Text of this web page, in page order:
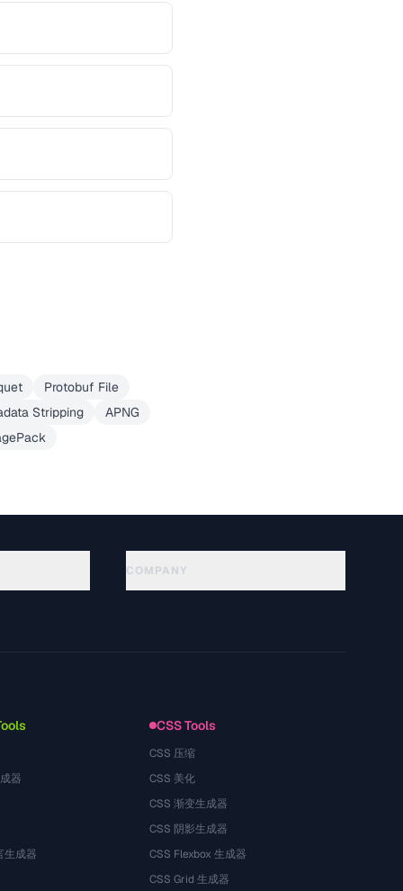
Protobuf File
Stripping
APNG
COMPANY
器
生成器
CSS Tools
CSS 压缩
CSS 美化
CSS 渐变生成器
CSS 阴影生成器
CSS Flexbox 生成器
CSS Grid 生成器